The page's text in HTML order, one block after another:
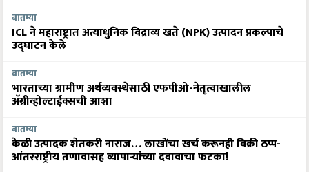
बातम्या
ICL ने महाराष्ट्रात अत्याधुनिक विद्राव्य खते (NPK) उत्पादन प्रकल्पाचे
उद्घाटन केले
बातम्या
भारताच्या ग्रामीण अर्थव्यवस्थेसाठी एफपीओ-नेतृत्वाखालील
अ‍ॅग्रीव्होल्टाईक्सची आशा
बातम्या
केळी उत्पादक शेतकरी नाराज… लाखोंचा खर्च करूनही विक्री ठप्प-
आंतरराष्ट्रीय तणावासह व्यापाऱ्यांच्या दबावाचा फटका!